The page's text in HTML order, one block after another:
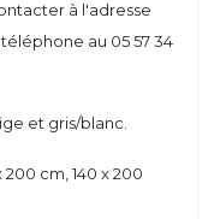
à l'adresse
au 05 57 34
et gris/blanc.
cm, 140 x 200